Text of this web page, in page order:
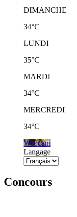
DIMANCHE
34°C
LUNDI
35°C
MARDI
34°C
MERCREDI
34°C
Webcam
Langage
Concours